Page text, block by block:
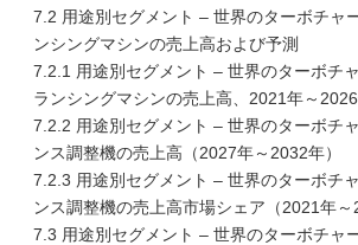
7.2 用途別セグメント – 世界のターボチャ
ンシングマシンの売上高および予測
7.2.1 用途別セグメント – 世界のターボチ
ランシングマシンの売上高、2021年～
7.2.2 用途別セグメント – 世界のターボチ
ンス調整機の売上高（2027年～2032年）
7.2.3 用途別セグメント – 世界のターボチ
ンス調整機の売上高市場シェア（2021年～
7.3 用途別セグメント – 世界のターボチャ